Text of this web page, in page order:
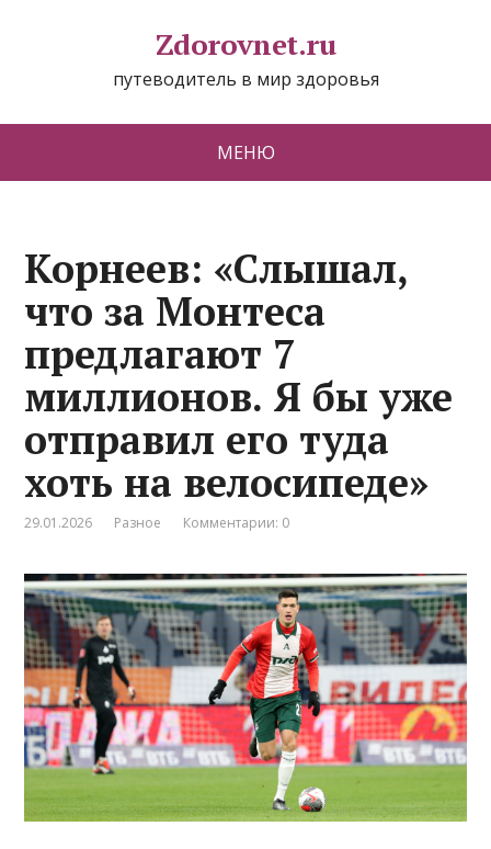
Zdorovnet.ru
путеводитель в мир здоровья
МЕНЮ
Корнеев: «Слышал,
что за Монтеса
предлагают 7
миллионов. Я бы уже
отправил его туда
хоть на велосипеде»
29.01.2026 Разное Комментарии: 0